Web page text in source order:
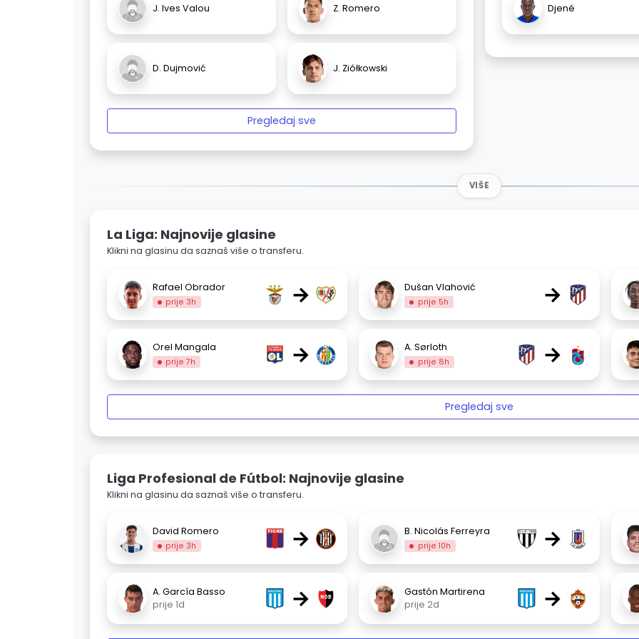
J. Ives Valou Z. Romero
D. Dujmović J. Ziółkowski
Pregledaj sve
Djené
VIŠE
La Liga: Najnovije glasine
Klikni na glasinu da saznaš više o transferu.
Rafael Obrador
prije 3h → Dušan Vlahović
prije 5h →
Orel Mangala
prije 7h → A. Sørloth
prije 8h →
Pregledaj sve
Liga Profesional de Fútbol: Najnovije glasine
Klikni na glasinu da saznaš više o transferu.
David Romero
prije 3h → B. Nicolás Ferreyra
prije 10h →
A. García Basso
prije 1d
→
Gastón Martirena
prije 2d
→